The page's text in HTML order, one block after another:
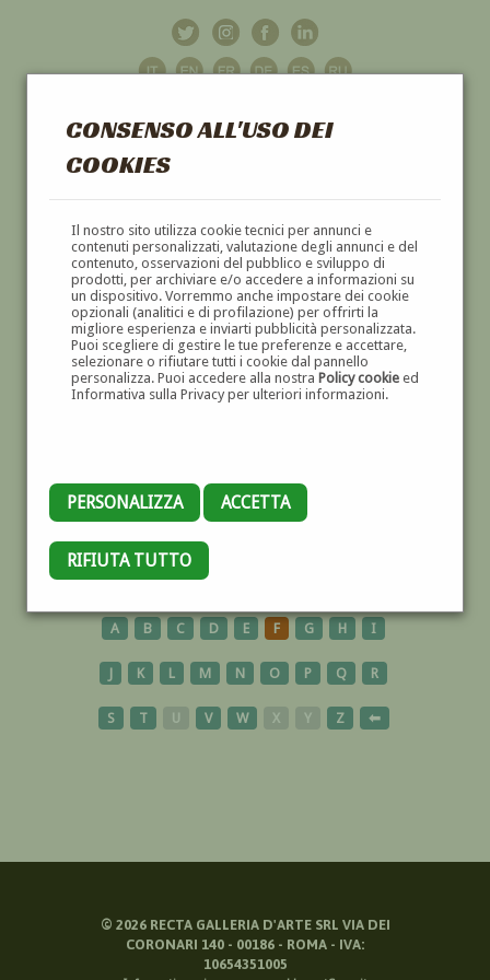
CONSENSO ALL'USO DEI
COOKIES
Il nostro sito utilizza cookie tecnici per annunci e
contenuti personalizzati, valutazione degli annunci e del
contenuto, osservazioni del pubblico e sviluppo di
prodotti, per archiviare e/o accedere a informazioni su
un dispositivo. Vorremmo anche impostare dei cookie
opzionali (analitici e di profilazione) per offrirti la
migliore esperienza e inviarti pubblicità personalizzata.
Puoi scegliere di gestire le tue preferenze e accettare,
selezionare o rifiutare tutti i cookie dal pannello
personalizza. Puoi accedere alla nostra Policy cookieed
Informativa sulla Privacy per ulteriori informazioni.
PERSONALIZZA ACCETTA
RIFIUTA TUTTO
GALLERIAD'ARTE
DIPINTI E SCULTURE '800 E '900
BAMBINI
A B C D E F G H I
J K L M N O P Q R
S T U V W X Y Z ⬅
© 2026RECTA GALLERIA D'ARTE SRL VIA DEI
CORONARI 140 - 00186 - ROMA - IVA:
10654351005